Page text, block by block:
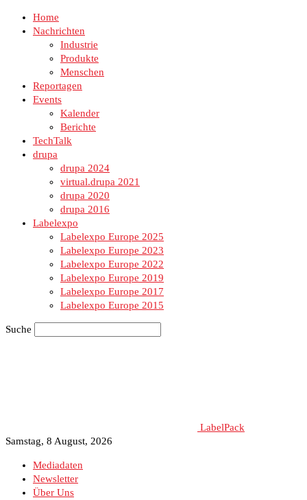
Home
Nachrichten
Industrie
Produkte
Menschen
Reportagen
Events
Kalender
Berichte
TechTalk
drupa
drupa 2024
virtual.drupa 2021
drupa 2020
drupa 2016
Labelexpo
Labelexpo Europe 2025
Labelexpo Europe 2023
Labelexpo Europe 2022
Labelexpo Europe 2019
Labelexpo Europe 2017
Labelexpo Europe 2015
Suche
LabelPack
Samstag, 8 August, 2026
Mediadaten
Newsletter
Über Uns